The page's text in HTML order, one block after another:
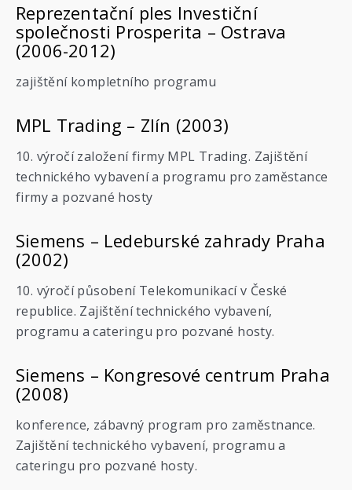
Reprezentační ples Investiční
společnosti Prosperita – Ostrava
(2006-2012)
zajištění kompletního programu
MPL Trading – Zlín (2003)
10. výročí založení firmy MPL Trading. Zajištění
technického vybavení a programu pro zaměstance
firmy a pozvané hosty
Siemens – Ledeburské zahrady Praha
(2002)
10. výročí působení Telekomunikací v České
republice. Zajištění technického vybavení,
programu a cateringu pro pozvané hosty.
Siemens – Kongresové centrum Praha
(2008)
konference, zábavný program pro zaměstnance.
Zajištění technického vybavení, programu a
cateringu pro pozvané hosty.